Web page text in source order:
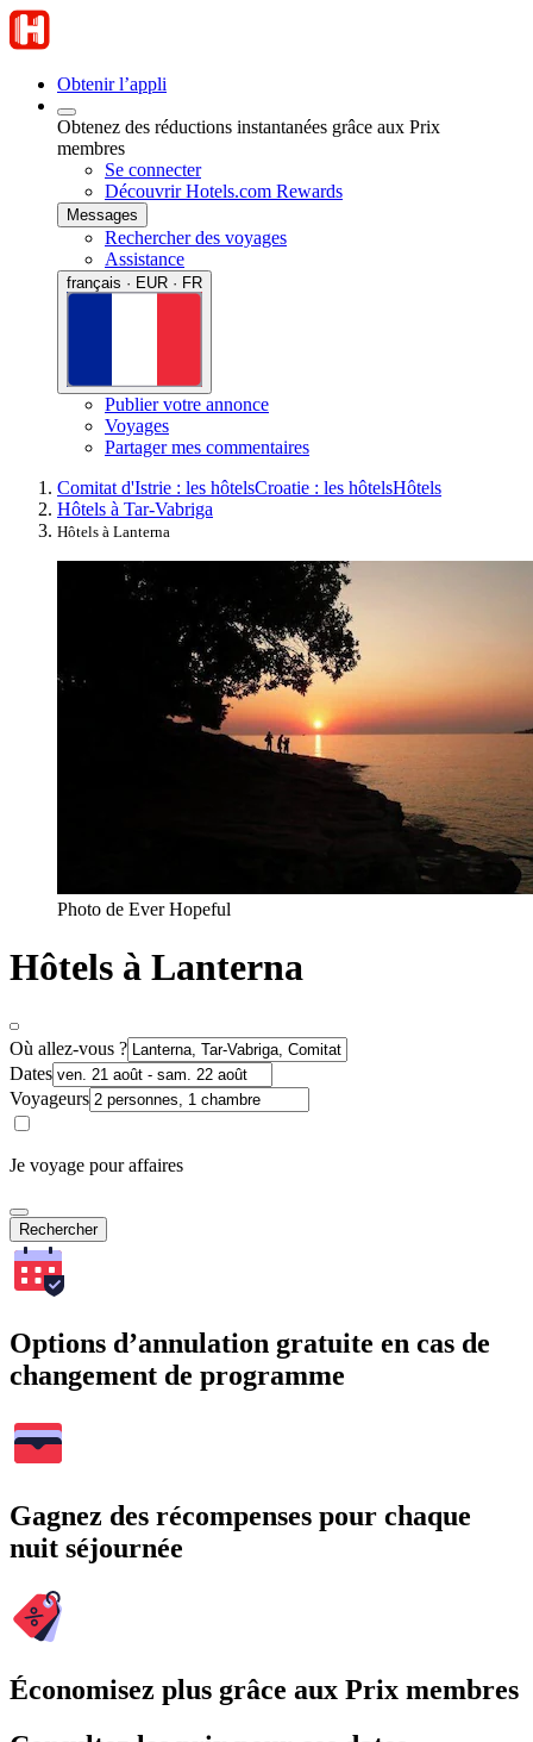
Obtenir l’appli
Obtenez des réductions instantanées grâce aux Prix
membres
Se connecter
Découvrir Hotels.com Rewards
Messages
Rechercher des voyages
Assistance
français · EUR · FR
Publier votre annonce
Voyages
Partager mes commentaires
Comitat d'Istrie : les hôtelsCroatie : les hôtelsHôtels
Hôtels à Tar-Vabriga
Hôtels à Lanterna
Photo de Ever Hopeful
Hôtels à Lanterna
Où allez-vous ?
Dates
Voyageurs
Je voyage pour affaires
Rechercher
Options d’annulation gratuite en cas de
changement de programme
Gagnez des récompenses pour chaque
nuit séjournée
Économisez plus grâce aux Prix membres